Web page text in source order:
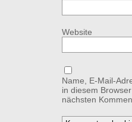
Website
Name, E-Mail-
in diesem
nächsten